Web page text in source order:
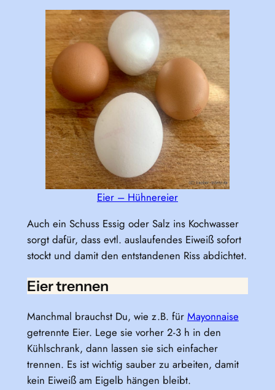
Eier – Hühnereier
Auch ein Schuss Essig oder Salz ins Kochwasser
sorgt dafür, dass evtl. auslaufendes Eiweiß sofort
stockt und damit den entstandenen Riss abdichtet.
Eier trennen
Manchmal brauchst Du, wie z.B. für Mayonnaise
getrennte Eier. Lege sie vorher 2-3 h in den
Kühlschrank, dann lassen sie sich einfacher
trennen. Es ist wichtig sauber zu arbeiten, damit
kein Eiweiß am Eigelb hängen bleibt.